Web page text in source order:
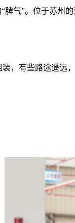
气”。位于苏州
，有些路途遥远